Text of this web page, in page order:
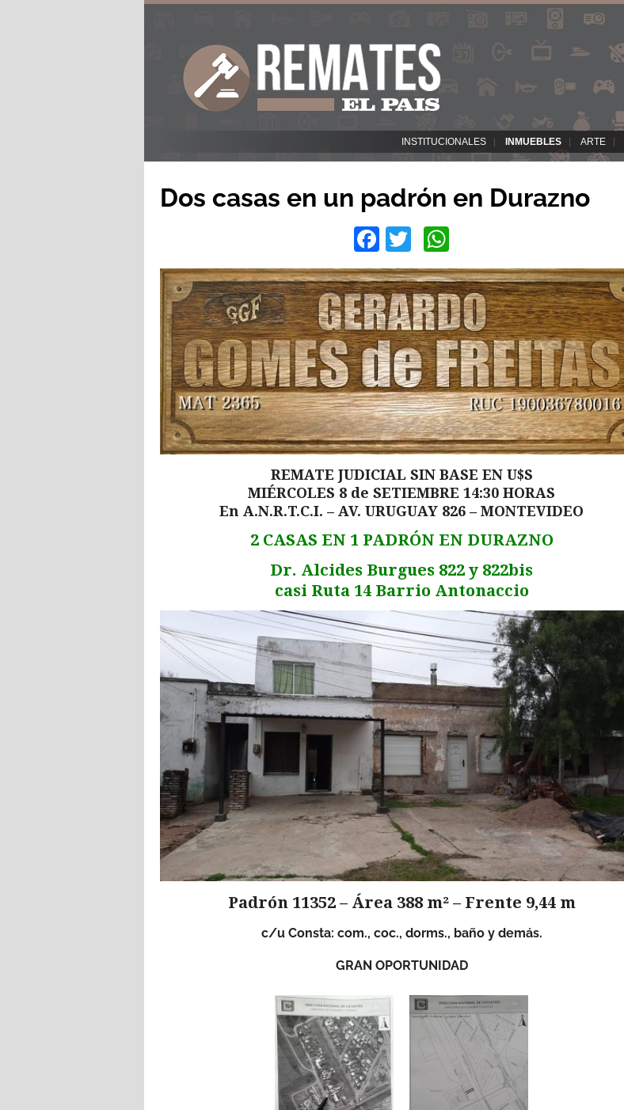
INSTITUCIONALES INMUEBLES ARTE
Dos casas en un padrón en Durazno
Facebook
Twitter
REMATE JUDICIAL SIN BASE EN U$S
MIÉRCOLES 8 de SETIEMBRE 14:30 HORAS
En A.N.R.T.C.I. – AV. URUGUAY 826 – MONTEVIDEO
2 CASAS EN 1 PADRÓN EN DURAZNO
Dr. Alcides Burgues 822 y 822bis
casi Ruta 14 Barrio Antonaccio
Padrón 11352 – Área 388 m² – Frente 9,44 m
c/u Consta: com., coc., dorms., baño y demás.
GRAN OPORTUNIDAD